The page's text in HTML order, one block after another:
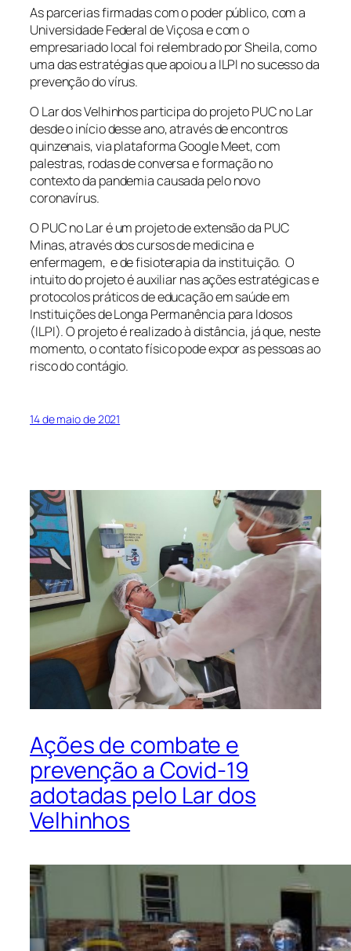
As parcerias firmadas com o poder público, com a
Universidade Federal de Viçosa e com o
empresariado local foi relembrado por Sheila, como
uma das estratégias que apoiou a ILPI no sucesso da
prevenção do vírus.
O Lar dos Velhinhos participa do projeto PUC no Lar
desde o início desse ano, através de encontros
quinzenais, via plataforma Google Meet, com
palestras, rodas de conversa e formação no
contexto da pandemia causada pelo novo
coronavírus.
O PUC no Lar é um projeto de extensão da PUC
Minas, através dos cursos de medicina e
enfermagem, e de fisioterapia da instituição. O
intuito do projeto é auxiliar nas ações estratégicas e
protocolos práticos de educação em saúde em
Instituições de Longa Permanência para Idosos
(ILPI). O projeto é realizado à distância, já que, neste
momento, o contato físico pode expor as pessoas ao
risco do contágio.
14 de maio de 2021
Ações de combate e
prevenção a Covid-19
adotadas pelo Lar dos
Velhinhos